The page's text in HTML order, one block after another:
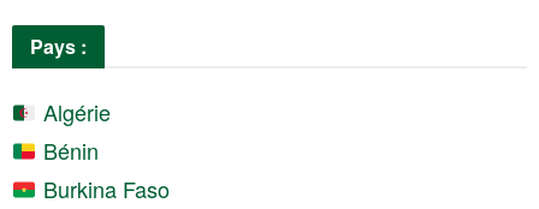
Pays :
Algérie
Bénin
Burkina Faso